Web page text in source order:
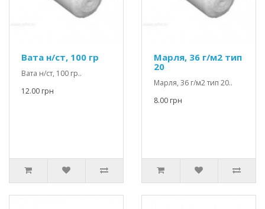
Вата н/ст, 100 гр
Вата н/ст, 100 гр..
12.00 грн
Марля, 36 г/м2 тип
20
Марля, 36 г/м2 тип 20..
8.00 грн